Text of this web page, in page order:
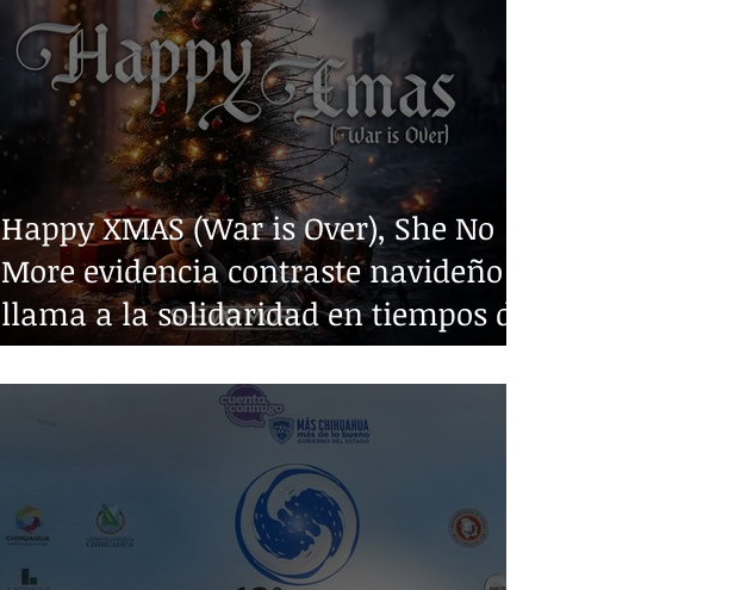
Happy XMAS (War is Over), She No
More evidencia contraste navideño y
llama a la solidaridad en tiempos de
guerra